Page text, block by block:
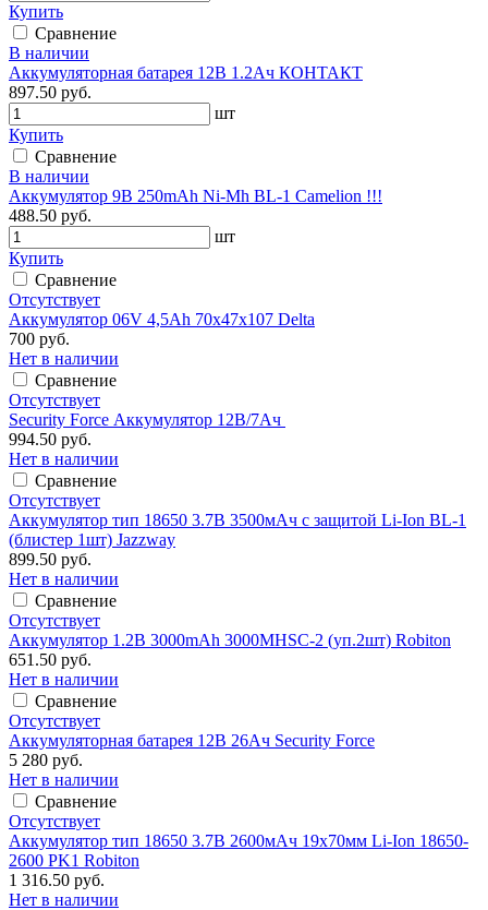
Купить
Сравнение
В наличии
Аккумуляторная батарея 12В 1.2Ач КОНТАКТ
897.50 руб.
шт
Купить
Сравнение
В наличии
Аккумулятор 9В 250mAh Ni-Mh BL-1 Camelion !!!
488.50 руб.
шт
Купить
Сравнение
Отсутствует
Аккумулятор 06V 4,5Ah 70х47х107 Delta
700 руб.
Нет в наличии
Сравнение
Отсутствует
Security Force Аккумулятор 12В/7Ач
994.50 руб.
Нет в наличии
Сравнение
Отсутствует
Аккумулятор тип 18650 3.7В 3500мАч с защитой Li-Ion BL-1
(блистер 1шт) Jazzway
899.50 руб.
Нет в наличии
Сравнение
Отсутствует
Аккумулятор 1.2В 3000mAh 3000MHSC-2 (уп.2шт) Robiton
651.50 руб.
Нет в наличии
Сравнение
Отсутствует
Аккумуляторная батарея 12В 26Ач Security Force
5 280 руб.
Нет в наличии
Сравнение
Отсутствует
Аккумулятор тип 18650 3.7В 2600мАч 19х70мм Li-Ion 18650-
2600 PK1 Robiton
1 316.50 руб.
Нет в наличии